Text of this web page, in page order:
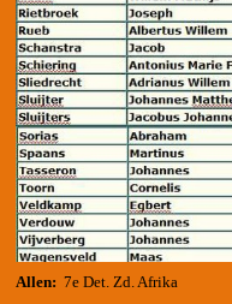
Allen: 7e Det. Zd. Afrika